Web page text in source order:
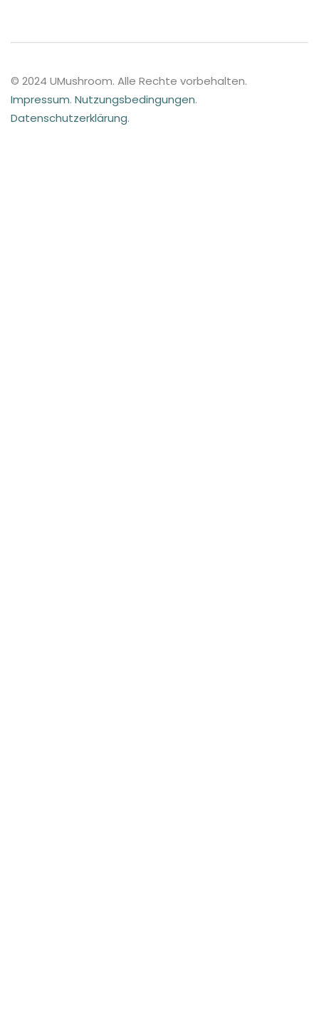
© 2024 UMushroom. Alle Rechte vorbehalten.
Impressum. Nutzungsbedingungen.
Datenschutzerklärung.